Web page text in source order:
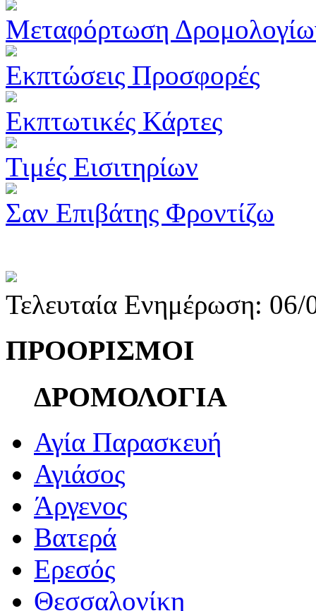
Μεταφόρτωση
Εκπτώσεις Προσφορές
Εκπτωτικές Κάρτες
Τιμές Εισιτηρίων
Σαν Επιβάτης Φροντίζω
Τελευταία Ενημέρωση:
ΠΡΟΟΡΙΣΜΟΙ
ΔΡΟΜΟΛΟΓΙΑ
Αγία Παρασκευή
Αγιάσος
Άργενος
Βατερά
Ερεσός
Θεσσαλονίκη